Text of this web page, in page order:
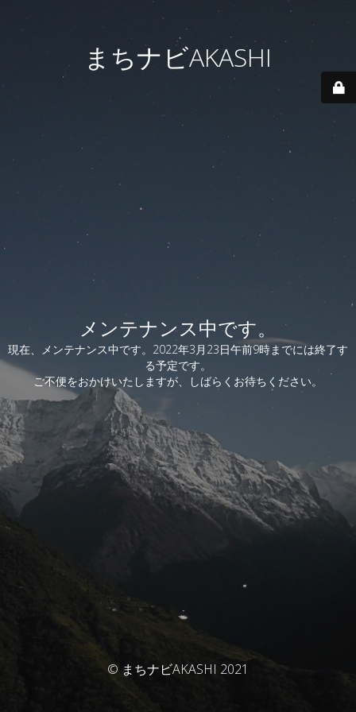
まちナビAKASHI
メンテナンス中です。
現在、メンテナンス中です。2022年3月23日午前9時までには終了す
る予定です。
ご不便をおかけいたしますが、しばらくお待ちください。
© まちナビAKASHI 2021